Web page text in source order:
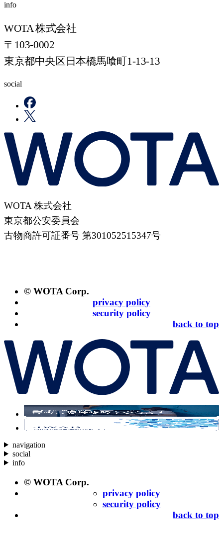
info
WOTA 株式会社
〒103-0002
東京都中央区日本橋馬喰町1-13-13
social
WOTA 株式会社
東京都公安委員会
古物商許可証番号 第301052515347号
© WOTA Corp.
privacy policy
security policy
back to top
navigation
social
info
© WOTA Corp.
privacy policy
security policy
back to top